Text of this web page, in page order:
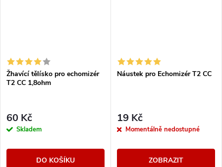
Žhavící tělísko pro echomizér
T2 CC 1,8ohm
60 Kč
Skladem
DO KOŠÍKU
Náustek pro Echomizér T2 CC
19 Kč
Momentálně nedostupné
ZOBRAZIT